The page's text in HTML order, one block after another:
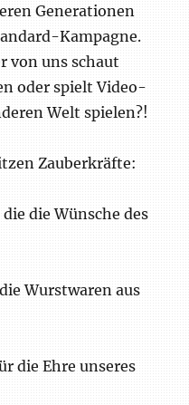
Generationen
Kampagne.
von uns schaut
oder spielt Video-
Welt spielen?!
Zauberkräfte:
die Wünsche des
Wurstwaren aus
die Ehre unseres